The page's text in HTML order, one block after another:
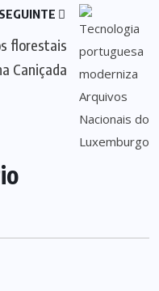
SEGUINTE
florestais
Caniçada